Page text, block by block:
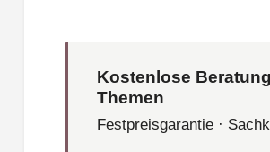
Kostenlose
Themen
Festpreisgarantie ·